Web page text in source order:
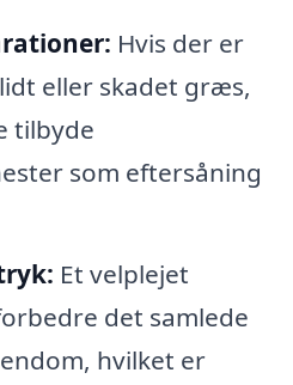
Hvis der er
eller skadet græs,
tilbyde
som eftersåning
Et velplejet
det samlede
hvilket er